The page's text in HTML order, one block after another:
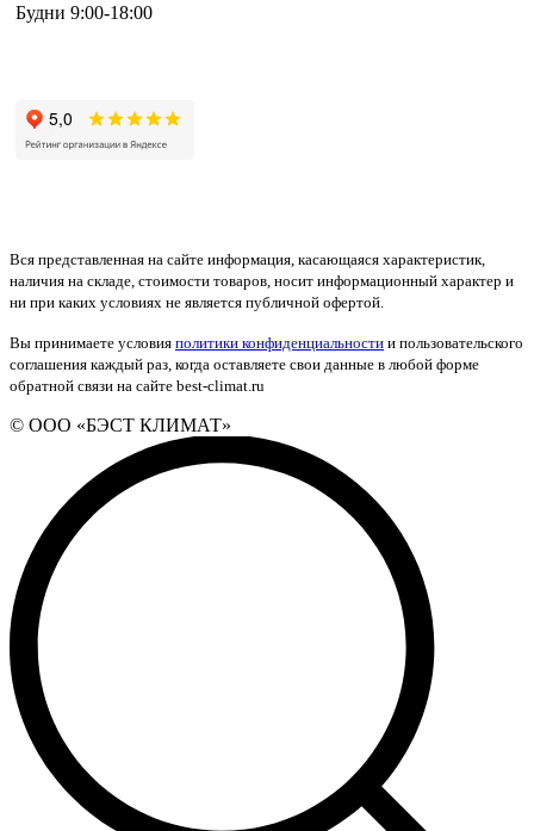
Будни 9:00-18:00
Вся представленная на сайте информация, касающаяся характеристик,
наличия на складе, стоимости товаров, носит информационный характер и
ни при каких условиях не является публичной офертой.
Вы принимаете условия политики конфиденциальности и пользовательского
соглашения каждый раз, когда оставляете свои данные в любой форме
обратной связи на сайте best-climat.ru
© ООО «БЭСТ КЛИМАТ»